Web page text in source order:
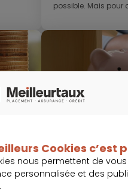
possible. Mais pour
Les taux
s’exacerber
Cookies c’est
nous permettent de
personnalisée et des